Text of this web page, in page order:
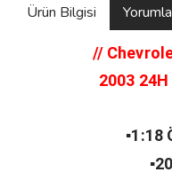
Ürün Bilgisi
//
2003
▪️1:18